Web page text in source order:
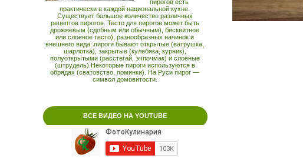
пирогов есть
практически в каждой национальной кухне.
Существует большое количество различных
рецептов пирогов. Тесто для пирогов может быть
дрожжевым (сдобным или обычным), бисквитное
или слоёное тесто), разнообразных начинок и
внешнего вида: пироги бывают открытые (ватрушка,
шарлотка), закрытые (кулебяка, курник),
полуоткрытыми (расстегай, эчпочмак) и слоёные
(штрудель).Некоторые пироги используются в
обрядах (сватовство, поминки). На Руси пирог —
символ домовитости.
ВСЕ ВИДЕО НА YOUTUBE